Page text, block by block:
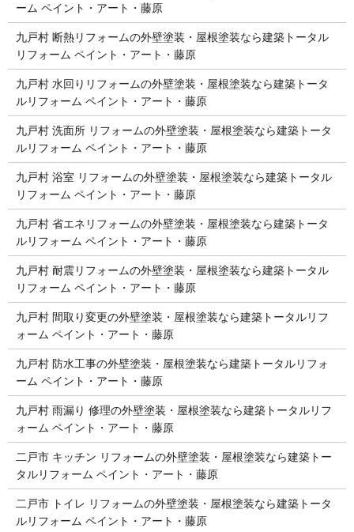
ーム ペイント・アート・藤原
九戸村 断熱リフォームの外壁塗装・屋根塗装なら建築トータル
リフォーム ペイント・アート・藤原
九戸村 水回りリフォームの外壁塗装・屋根塗装なら建築トータ
ルリフォーム ペイント・アート・藤原
九戸村 洗面所 リフォームの外壁塗装・屋根塗装なら建築トータ
ルリフォーム ペイント・アート・藤原
九戸村 浴室 リフォームの外壁塗装・屋根塗装なら建築トータル
リフォーム ペイント・アート・藤原
九戸村 省エネリフォームの外壁塗装・屋根塗装なら建築トータ
ルリフォーム ペイント・アート・藤原
九戸村 耐震リフォームの外壁塗装・屋根塗装なら建築トータル
リフォーム ペイント・アート・藤原
九戸村 間取り変更の外壁塗装・屋根塗装なら建築トータルリフ
ォーム ペイント・アート・藤原
九戸村 防水工事の外壁塗装・屋根塗装なら建築トータルリフォ
ーム ペイント・アート・藤原
九戸村 雨漏り 修理の外壁塗装・屋根塗装なら建築トータルリフ
ォーム ペイント・アート・藤原
二戸市 キッチン リフォームの外壁塗装・屋根塗装なら建築トー
タルリフォーム ペイント・アート・藤原
二戸市 トイレ リフォームの外壁塗装・屋根塗装なら建築トータ
ルリフォーム ペイント・アート・藤原